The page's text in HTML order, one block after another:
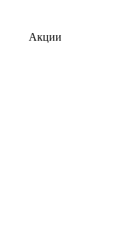
Акции